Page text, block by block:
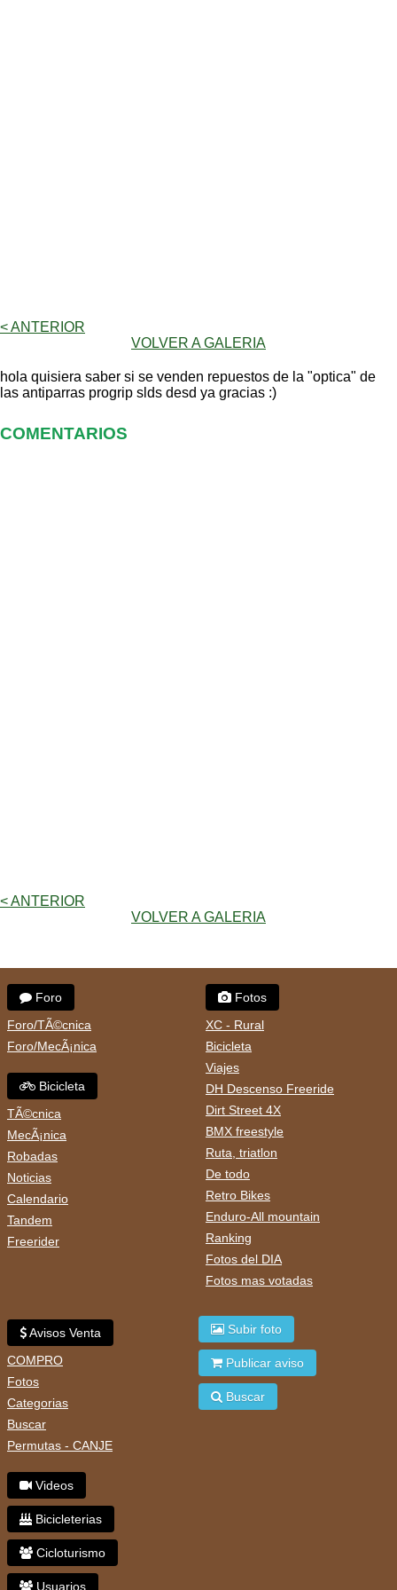
< ANTERIOR
VOLVER A GALERIA
hola quisiera saber si se venden repuestos de la "optica" de
las antiparras progrip slds desd ya gracias :)
COMENTARIOS
< ANTERIOR
VOLVER A GALERIA
Foro
Foro/TÃ©cnica
Foro/MecÃ¡nica
Bicicleta
TÃ©cnica
MecÃ¡nica
Robadas
Noticias
Calendario
Tandem
Freerider
Fotos
XC - Rural
Bicicleta
Viajes
DH Descenso Freeride
Dirt Street 4X
BMX freestyle
Ruta, triatlon
De todo
Retro Bikes
Enduro-All mountain
Ranking
Fotos del DIA
Fotos mas votadas
Avisos Venta
COMPRO
Fotos
Categorias
Buscar
Permutas - CANJE
Videos
Bicicleterias
Cicloturismo
Usuarios
Subir foto
Publicar aviso
Buscar